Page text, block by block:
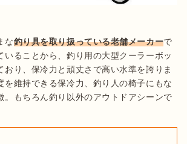
な釣り具を取り扱っている老舗メーカーで
いることから、釣り用の大型クーラーボッ
おり、保冷力と頑丈さで高い水準を誇りま
を維持できる保冷力、釣り人の椅子にもな
。もちろん釣り以外のアウトドアシーンで